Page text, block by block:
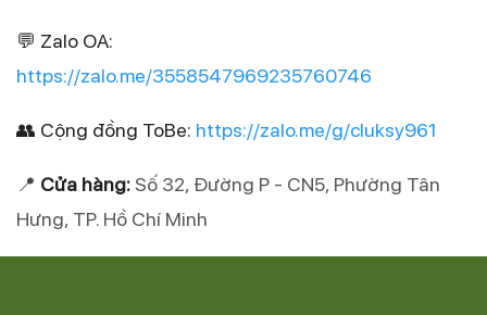
https://zalo.me/3558547969235760746
👥 Cộng đồng ToBe: https://zalo.me/g/cluksy961
📍 Cửa hàng: Số 32, Đường P - CN5, Phường Tân
Hưng, TP. Hồ Chí Minh